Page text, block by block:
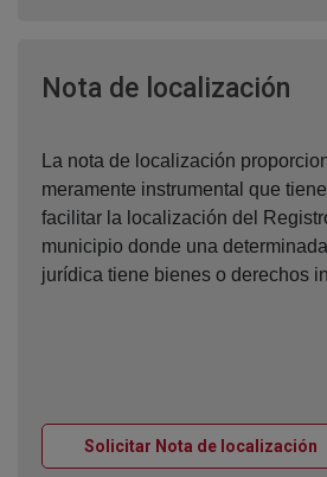
Nota de localización
La nota de localización
meramente instrumental que
facilitar la localización del
municipio donde una
jurídica tiene bienes o derechos
Solicitar Nota de localización